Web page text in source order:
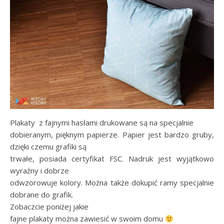
Plakaty z fajnymi hasłami drukowane są na specjalnie
dobieranym, pięknym papierze. Papier jest bardzo gruby,
dzięki czemu grafiki są
trwałe, posiada certyfikat FSC. Nadruk jest wyjątkowo
wyraźny i dobrze
odwzorowuje kolory. Można także dokupić ramy specjalnie
dobrane do grafik.
Zobaczcie poniżej jakie
fajne plakaty można zawiesić w swoim domu